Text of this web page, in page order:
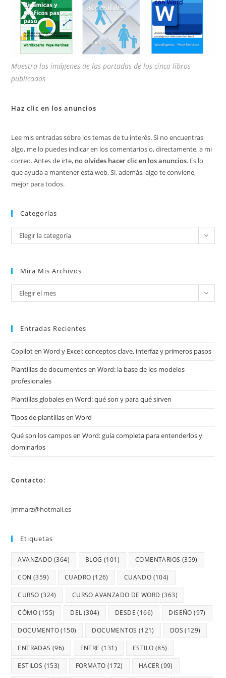
Muestra las imágenes de las portadas de los cinco libros
publicados
Haz clic en los anuncios
Lee mis entradas sobre los temas de tu interés. Si no encuentras
algo, me lo puedes indicar en los comentarios o, directamente, a mi
correo. Antes de irte, no olvides hacer clic en los anuncios. Es lo
que ayuda a mantener esta web. Si, además, algo te conviene,
mejor para todos.
Categorías
Categorías
Elegir la categoría
Mira Mis Archivos
Mira
mis
Elegir el mes
Entradas Recientes
Copilot en Word y Excel: conceptos clave, interfaz y primeros pasos
Plantillas de documentos en Word: la base de los modelos
profesionales
Plantillas globales en Word: qué son y para qué sirven
Tipos de plantillas en Word
Qué son los campos en Word: guía completa para entenderlos y
dominarlos
Contacto:
jmmarz@hotmail.es
Etiquetas
AVANZADO (364) BLOG (101) COMENTARIOS (359)
CON (359) CUADRO (126) CUANDO (104)
CURSO (324) CURSO AVANZADO DE WORD (363)
CÓMO(155) DEL (304) DESDE (166) DISEÑO (97)
DOCUMENTO(150) DOCUMENTOS (121) DOS (129)
ENTRADAS (96) ENTRE (131) ESTILO (85)
ESTILOS (153) FORMATO (172) HACER (99)